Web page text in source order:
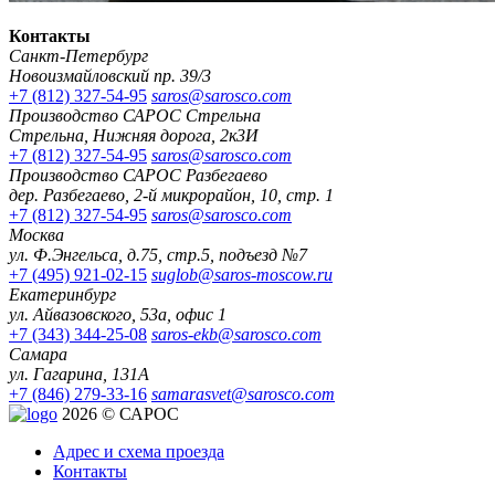
Контакты
Санкт-Петербург
Новоизмайловский пр. 39/3
+7 (812) 327-54-95 saros@sarosco.com
Производство САРОС Стрельна
Стрельна, Нижняя дорога, 2к3И
+7 (812) 327-54-95 saros@sarosco.com
Производство САРОС Разбегаево
дер. Разбегаево, 2-й микрорайон, 10, стр. 1
+7 (812) 327-54-95 saros@sarosco.com
Москва
ул. Ф.Энгельса, д.75, стр.5, подъезд №7
+7 (495) 921-02-15 suglob@saros-moscow.ru
Екатеринбург
ул. Айвазовского, 53а, офис 1
+7 (343) 344-25-08 saros-ekb@sarosco.com
Самара
ул. Гагарина, 131А
+7 (846) 279-33-16 samarasvet@sarosco.com
2026 © САРОС
Адрес и схема проезда
Контакты